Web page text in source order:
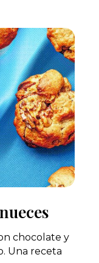
chocolate y
Una receta